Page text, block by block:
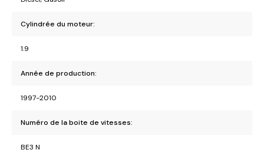
Cylindrée du moteur:
1.9
Année de production:
1997-2010
Numéro de la boite de vitesses:
BE3 N